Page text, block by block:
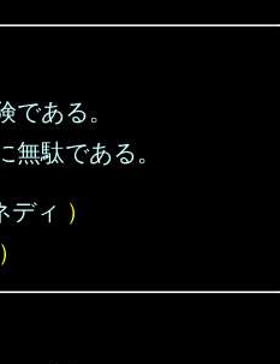
である。
無駄である。
ディ ）
）